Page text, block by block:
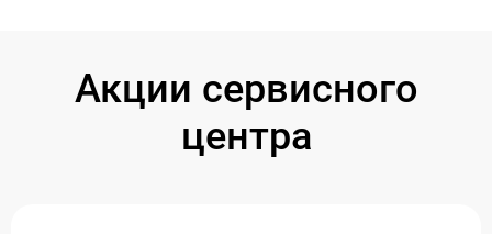
Акции сервисного
центра